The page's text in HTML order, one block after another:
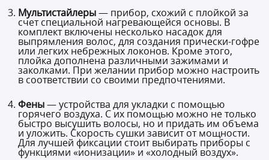
Мультистайлеры— прибор, схожий с плойкой за
счет специальной нагревающейся основы. В
комплект включены несколько насадок для
выпрямления волос, для создания прически-гофре
или легких небрежных локонов. Кроме этого,
плойка дополнена различными зажимами и
заколками. При желании прибор можно настроить
в соответствии со своими предпочтениями.
Фены— устройства для укладки с помощью
горячего воздуха. С их помощью можно не только
быстро высушить волосы, но и придать им объема
и уложить. Скорость сушки зависит от мощности.
Для лучшей фиксации стоит выбирать приборы с
функциями «ионизации» и «холодный воздух».